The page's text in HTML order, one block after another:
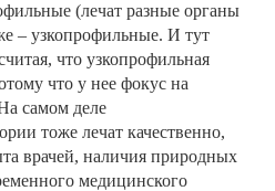
(лечат разные органы
– узкопрофильные. И тут
что узкопрофильная
что у нее фокус на
самом деле
тоже лечат качественно,
врачей, наличия природных
медицинского